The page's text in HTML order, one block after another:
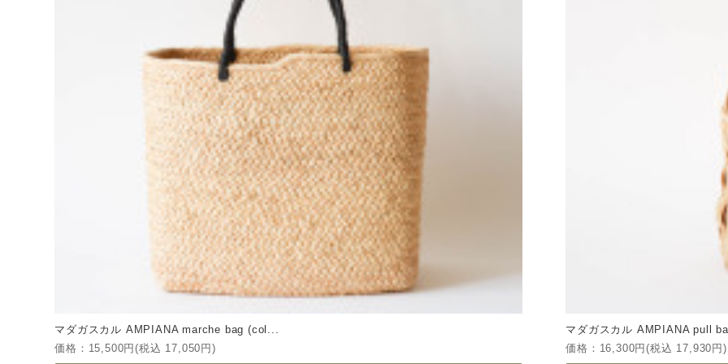
マダガスカル AMPIANA marche bag (col...
価格：15,500円(税込 17,050円)
マダガスカル AMPIANA pull
価格：16,300円(税込 17,930円)